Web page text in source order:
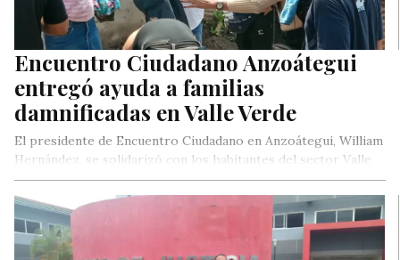
Encuentro Ciudadano Anzoátegui
entregó ayuda a familias
damnificadas en Valle Verde
El presidente de Encuentro Ciudadano en Anzoátegui, William
Hernández, se solidarizó con los habitantes del sector Valle
Verde del Municipio…